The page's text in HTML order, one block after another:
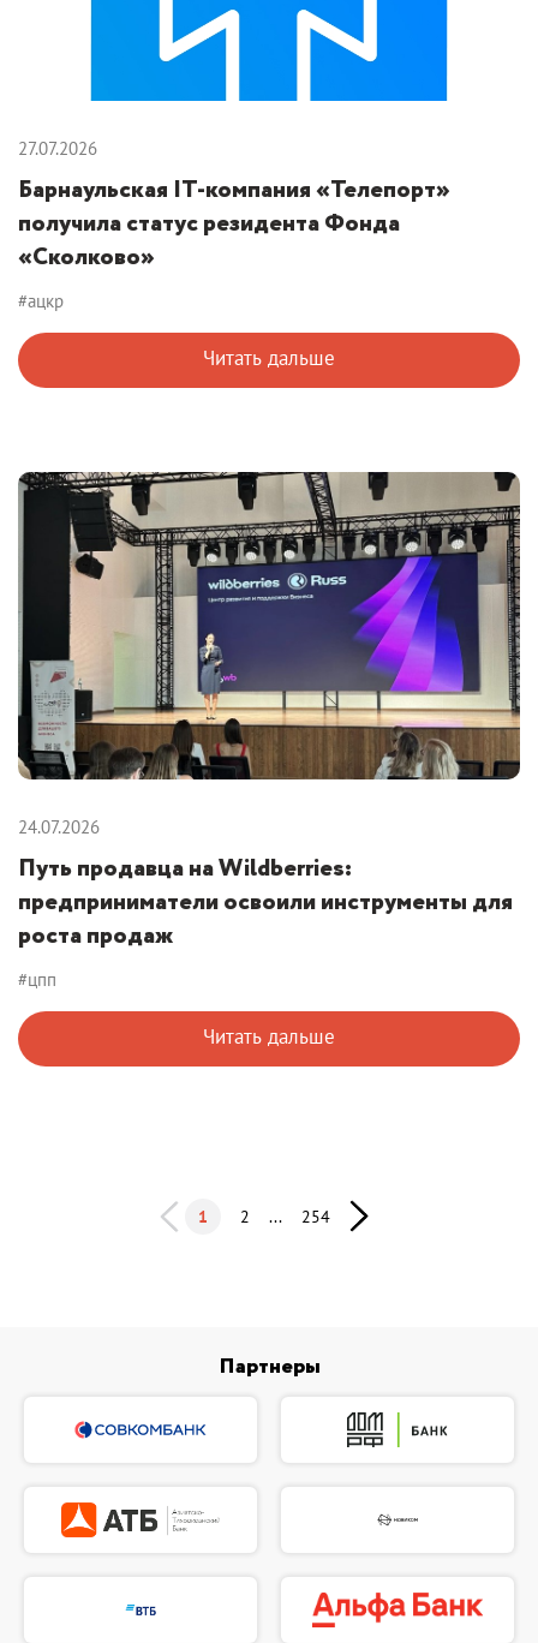
27.07.2026
Барнаульская IT-компания «Телепорт»
получила статус резидента Фонда
«Сколково»
#ацкр
Читать дальше
24.07.2026
Путь продавца на Wildberries:
предприниматели освоили инструменты для
роста продаж
#цпп
Читать дальше
1 2 ... 254
Партнеры